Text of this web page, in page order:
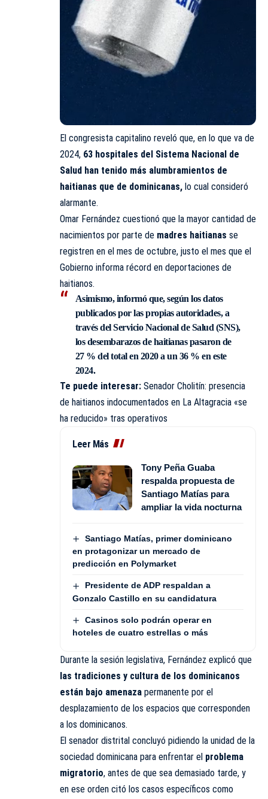
El congresista capitalino reveló que, en lo que va de
2024, 63 hospitales del Sistema Nacional de
Salud han tenido más alumbramientos de
haitianas que de dominicanas, lo cual consideró
alarmante.
Omar Fernández cuestionó que la mayor cantidad de
nacimientos por parte de madres haitianas se
registren en el mes de octubre, justo el mes que el
Gobierno informa récord en deportaciones de
haitianos.
Asimismo, informó que, según los datos
publicados por las propias autoridades, a
través delServicio Nacional de Salud (SNS),
los desembarazos de haitianas pasaron de
27 % del total en 2020 a un 36 % en este
2024.
Te puede interesar: Senador Cholitín: presencia
de haitianos indocumentados en La Altagracia «se
ha reducido» tras operativos
Leer Más
Tony Peña Guaba
respalda propuesta de
Santiago Matías para
ampliar la vida nocturna
Santiago Matías, primer dominicano
en protagonizar un mercado de
predicción en Polymarket
Presidente de ADP respaldan a
Gonzalo Castillo en su candidatura
Casinos solo podrán operar en
hoteles de cuatro estrellas o más
Durante la sesión legislativa, Fernández explicó que
las tradiciones y cultura de los dominicanos
están bajo amenaza permanente por el
desplazamiento de los espacios que corresponden
a los dominicanos.
El senador distrital concluyó pidiendo la unidad de la
sociedad dominicana para enfrentar el problema
migratorio, antes de que sea demasiado tarde, y
en ese orden citó los casos específicos como